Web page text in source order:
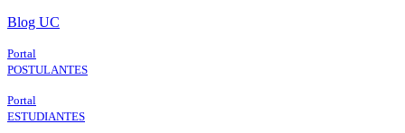
Skip
main
content
Blog UC
Portal
POSTULANTES
Portal
ESTUDIANTES